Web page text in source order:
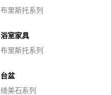
布里斯托系列
浴室家具
布里斯托系列
台盆
绮美石系列